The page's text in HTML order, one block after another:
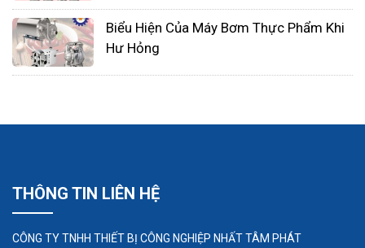
bị công nghiệp, hệ thống tự động hóa và thiết bị
điều khiển, Nhất Tâm Phát luôn đem đến cho
khách hàng các dịch vụ bảo hành, bảo trì và hỗ trợ
Biểu Hiện Của Máy Bơm Thực Phẩm Khi
Hư Hỏng
THÔNG TIN LIÊN HỆ
CÔNG TY TNHH THIẾT BỊ CÔNG NGHIỆP NHẤT TÂM PHÁT